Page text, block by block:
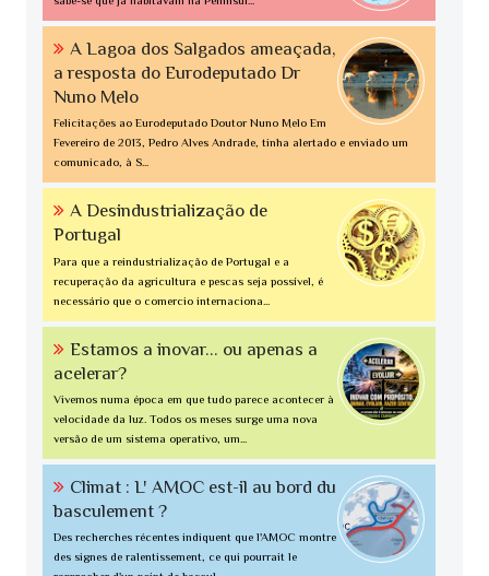
A Lagoa dos Salgados ameaçada,
a resposta do Eurodeputado Dr
Nuno Melo
Felicitações ao Eurodeputado Doutor Nuno Melo Em
Fevereiro de 2013, Pedro Alves Andrade, tinha alertado e enviado um
comunicado, à S...
A Desindustrialização de
Portugal
Para que a reindustrialização de Portugal e a
recuperação da agricultura e pescas seja possível, é
necessário que o comercio internaciona...
Estamos a inovar... ou apenas a
acelerar?
Vivemos numa época em que tudo parece acontecer à
velocidade da luz. Todos os meses surge uma nova
versão de um sistema operativo, um...
Climat : L' AMOC est-il au bord du
basculement ?
Des recherches récentes indiquent que l'AMOC montre
des signes de ralentissement, ce qui pourrait le